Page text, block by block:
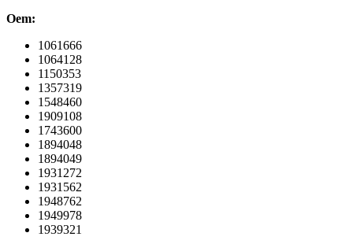
Oem:
1061666
1064128
1150353
1357319
1548460
1909108
1743600
1894048
1894049
1931272
1931562
1948762
1949978
1939321